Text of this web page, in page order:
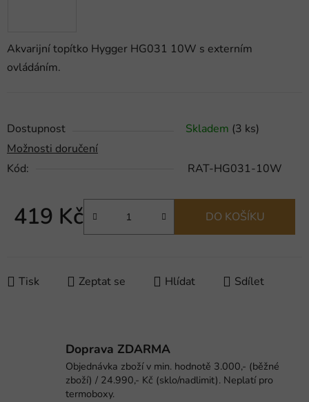
Akvarijní topítko Hygger HG031 10W s externím
ovládáním.
Dostupnost Skladem (3 ks)
Možnosti doručení
Kód:
RAT-HG031-10W
419 Kč DO KOŠÍKU
Tisk Zeptat se Hlídat Sdílet
Doprava ZDARMA
Objednávka zboží v min. hodnotě 3.000,- (běžné
zboží) / 24.990,- Kč (sklo/nadlimit). Neplatí pro
termoboxy.